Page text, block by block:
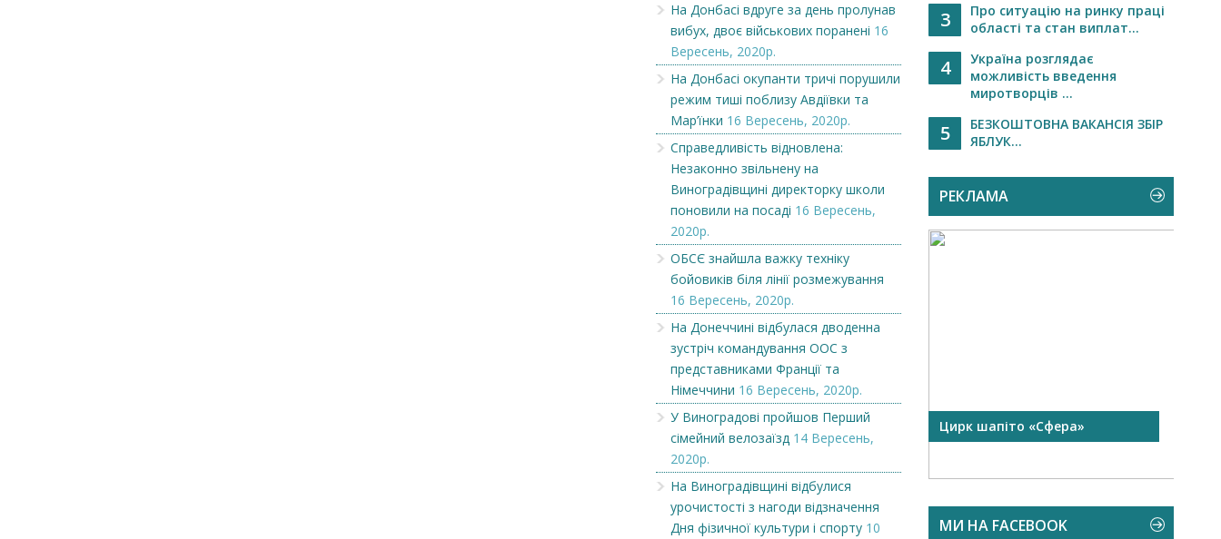
На Донбасі вдруге за день пролунав
вибух, двоє військових поранені 16
Вересень, 2020р.
На Донбасі окупанти тричі порушили
режим тиші поблизу Авдіївки та
Мар’їнки 16 Вересень, 2020р.
Справедливість відновлена:
Незаконно звільнену на
Виноградівщині директорку школи
поновили на посаді 16 Вересень,
2020р.
ОБСЄ знайшла важку техніку
бойовиків біля лінії розмежування
16 Вересень, 2020р.
На Донеччині відбулася дводенна
зустріч командування ООС з
представниками Франції та
Німеччини 16 Вересень, 2020р.
У Виноградові пройшов Перший
сімейний велозаїзд 14 Вересень,
2020р.
На Виноградівщині відбулися
урочистості з нагоди відзначення
Дня фізичної культури і спорту 10
3
Про ситуацію на ринку праці
області та стан виплат...
4
Україна розглядає
можливість введення
миротворців ...
5
БЕЗКОШТОВНА ВАКАНСІЯ ЗБІР
ЯБЛУК...
РЕКЛАМА
Викупимо бруньки чорної
смородини...
Цирк шапіто «Сфера»
МИ НА FACEBOOK